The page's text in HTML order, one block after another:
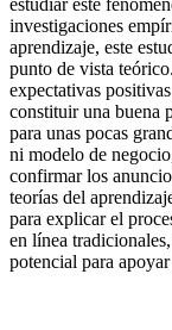
investigaciones
aprendizaje, este
punto de vista
expectativas
constituir una buena
para unas pocas
ni modelo de
confirmar los
teorías del
para explicar el
en línea
potencial para